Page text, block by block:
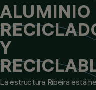
ALUMINIO
Y
La estructura Ribeira está